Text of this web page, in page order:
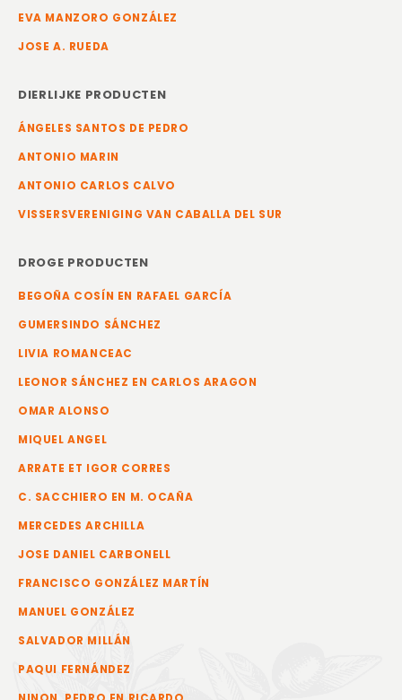
EVA MANZORO GONZÁLEZ
JOSE A. RUEDA
DIERLIJKE PRODUCTEN
ÁNGELES SANTOS DE PEDRO
ANTONIO MARIN
ANTONIO CARLOS CALVO
VISSERSVERENIGING VAN CABALLA DEL SUR
DROGE PRODUCTEN
BEGOÑA COSÍN EN RAFAEL GARCÍA
GUMERSINDO SÁNCHEZ
LIVIA ROMANCEAC
LEONOR SÁNCHEZ EN CARLOS ARAGON
OMAR ALONSO
MIQUEL ANGEL
ARRATE ET IGOR CORRES
C. SACCHIERO EN M. OCAÑA
MERCEDES ARCHILLA
JOSE DANIEL CARBONELL
FRANCISCO GONZÁLEZ MARTÍN
MANUEL GONZÁLEZ
SALVADOR MILLÁN
PAQUI FERNÁNDEZ